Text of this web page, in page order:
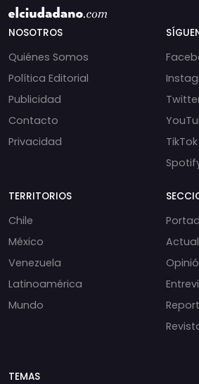
NOSOTROS
Quiénes Somos
Política Editorial
Publicidad
Contacto
Privacidad
TikTok
TERRITORIOS
Chile
México
Venezuela
Latinoamérica
Mundo
TEMAS